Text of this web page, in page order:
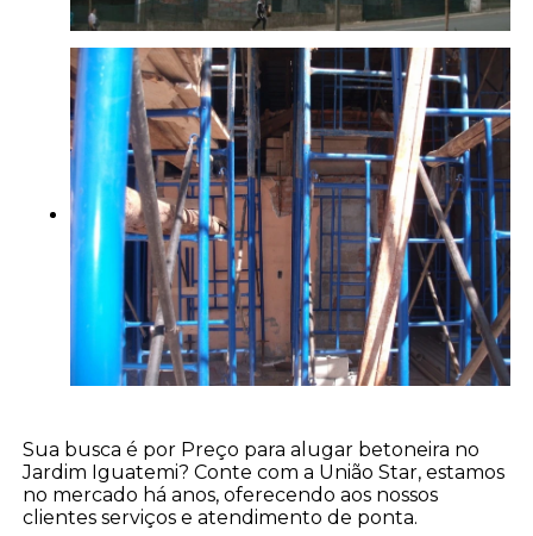
Sua busca é por Preço para alugar betoneira no
Jardim Iguatemi? Conte com a União Star, estamos
no mercado há anos, oferecendo aos nossos
clientes serviços e atendimento de ponta.